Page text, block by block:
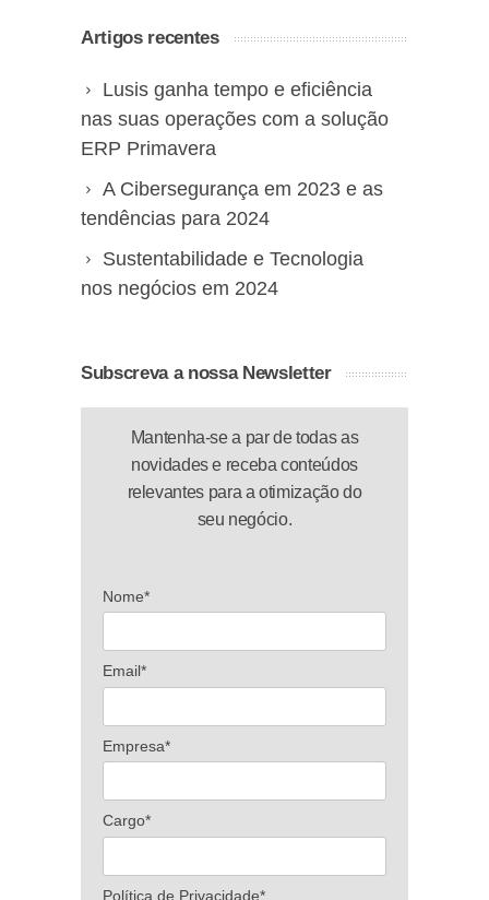
Artigos recentes
Lusis ganha tempo e eficiência
nas suas operações com a solução
ERP Primavera
A Cibersegurança em 2023 e as
tendências para 2024
Sustentabilidade e Tecnologia
nos negócios em 2024
Subscreva a nossa Newsletter
Mantenha-se a par de todas as
novidades e receba conteúdos
relevantes para a otimização do
seu negócio.
Nome*
Email*
Empresa*
Cargo*
Política de Privacidade*